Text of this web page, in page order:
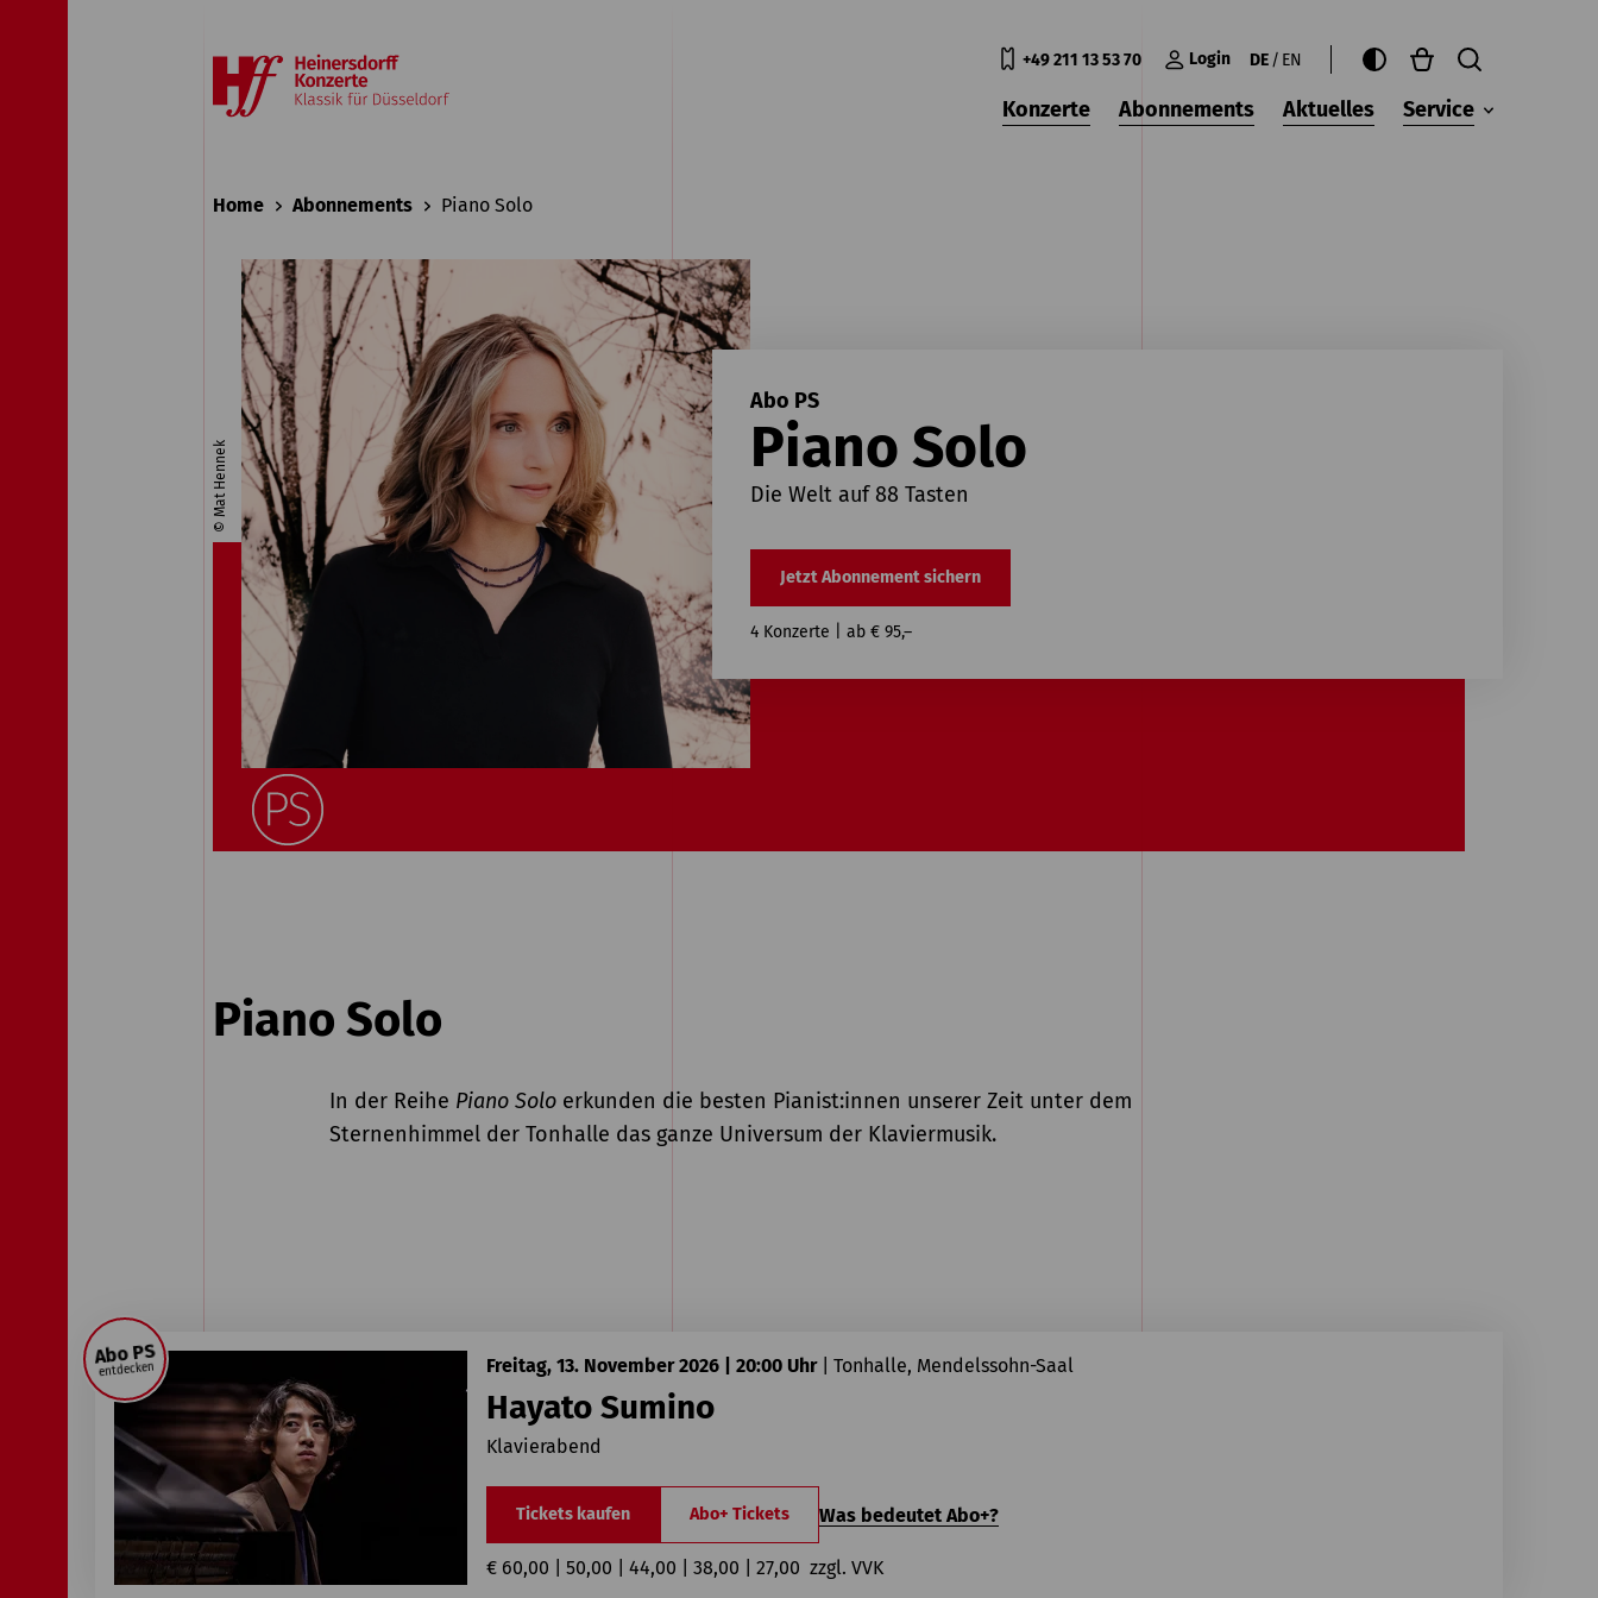
+49 211 13 53 70 Login DE EN
Konzerte Abonnements Aktuelles Service
Home Abonnements Piano Solo
© Mat Hennek
Abo PS
Piano Solo
Die Welt auf 88 Tasten
Jetzt Abonnement sichern
4 Konzerte | ab € 95,–
Piano Solo
In der Reihe Piano Solo erkunden die besten Pianist:innen unserer Zeit unter dem
Sternenhimmel der Tonhalle das ganze Universum der Klaviermusik.
Freitag, 13. November 2026 | 20:00 Uhr Tonhalle, Mendelssohn-Saal
Hayato Sumino
Klavierabend
Tickets kaufen Abo+ Tickets Was bedeutet Abo+?
€ 60,00 | 50,00 | 44,00 | 38,00 | 27,00  zzgl. VVK
Abo PS
entdecken